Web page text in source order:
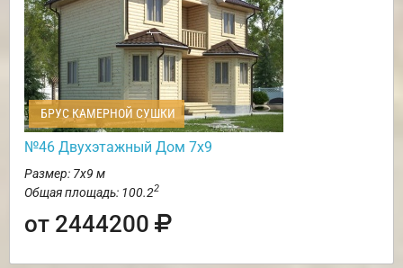
БРУС КАМЕРНОЙ СУШКИ
№46 Двухэтажный Дом 7х9
Размер: 7х9 м
Общая площадь: 100.22
от 2444200